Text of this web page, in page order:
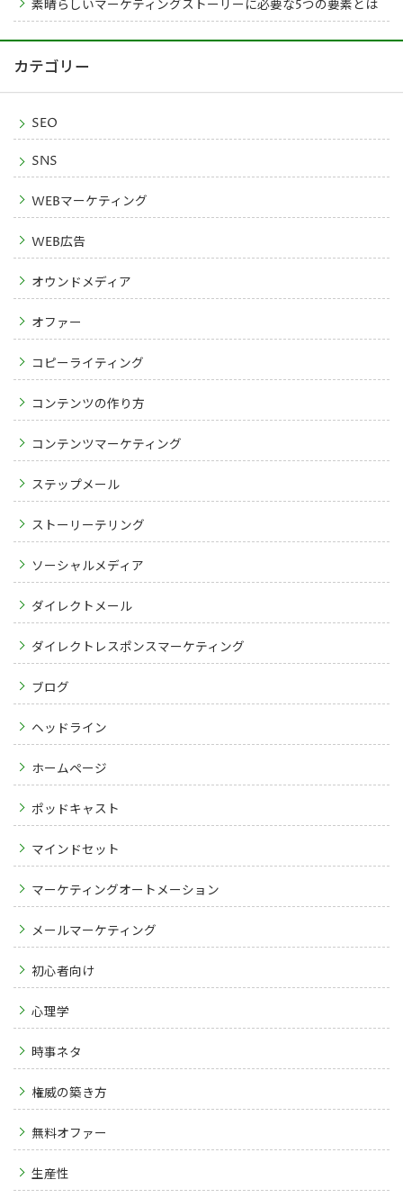
素晴らしいマーケティングストーリーに必要な5つの要素とは
カテゴリー
SEO
SNS
WEBマーケティング
WEB広告
オウンドメディア
オファー
コピーライティング
コンテンツの作り方
コンテンツマーケティング
ステップメール
ストーリーテリング
ソーシャルメディア
ダイレクトメール
ダイレクトレスポンスマーケティング
ブログ
ヘッドライン
ホームページ
ポッドキャスト
マインドセット
マーケティングオートメーション
メールマーケティング
初心者向け
心理学
時事ネタ
権威の築き方
無料オファー
生産性